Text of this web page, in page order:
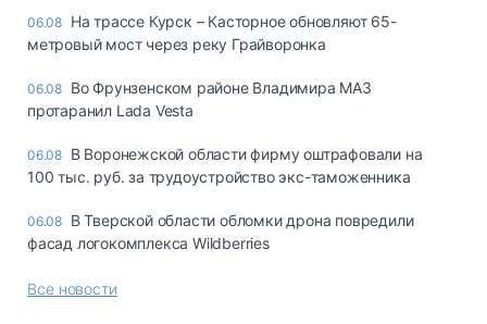
06.08 На трассе Курск – Касторное обновляют 65-
метровый мост через реку Грайворонка
06.08 Во Фрунзенском районе Владимира МАЗ
протаранил Lada Vesta
06.08 В Воронежской области фирму оштрафовали на
100 тыс. руб. за трудоустройство экс-таможенника
06.08 В Тверской области обломки дрона повредили
фасад логокомплекса Wildberries
Все новости